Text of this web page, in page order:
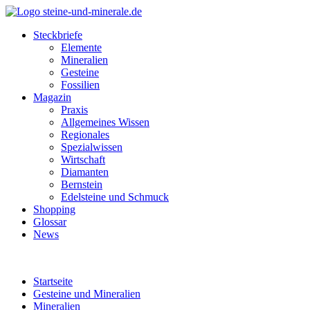
Steckbriefe
Elemente
Mineralien
Gesteine
Fossilien
Magazin
Praxis
Allgemeines Wissen
Regionales
Spezialwissen
Wirtschaft
Diamanten
Bernstein
Edelsteine und Schmuck
Shopping
Glossar
News
Startseite
Gesteine und Mineralien
Mineralien